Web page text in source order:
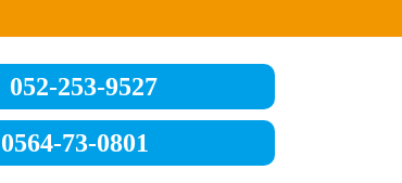
052-253-9527
0564-73-0801